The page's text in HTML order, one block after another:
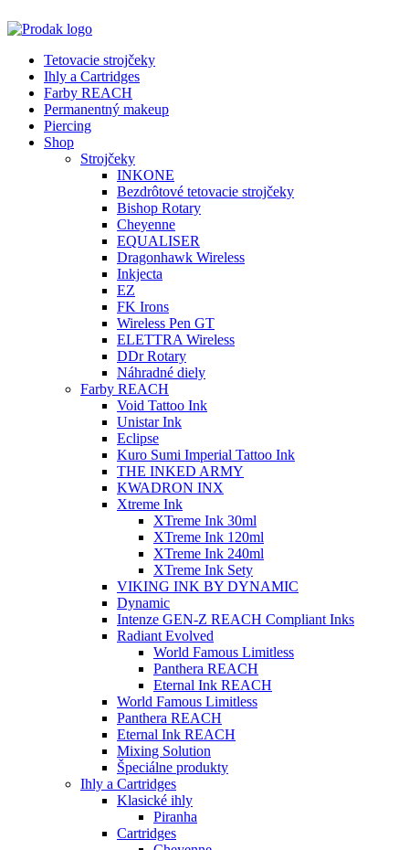
Tetovacie strojčeky
Ihly a Cartridges
Farby REACH
Permanentný makeup
Piercing
Shop
Strojčeky
INKONE
Bezdrôtové tetovacie strojčeky
Bishop Rotary
Cheyenne
EQUALISER
Dragonhawk Wireless
Inkjecta
EZ
FK Irons
Wireless Pen GT
ELETTRA Wireless
DDr Rotary
Náhradné diely
Farby REACH
Void Tattoo Ink
Unistar Ink
Eclipse
Kuro Sumi Imperial Tattoo Ink
THE INKED ARMY
KWADRON INX
Xtreme Ink
XTreme Ink 30ml
XTreme Ink 120ml
XTreme Ink 240ml
XTreme Ink Sety
VIKING INK BY DYNAMIC
Dynamic
Intenze GEN-Z REACH Compliant Inks
Radiant Evolved
World Famous Limitless
Panthera REACH
Eternal Ink REACH
World Famous Limitless
Panthera REACH
Eternal Ink REACH
Mixing Solution
Špeciálne produkty
Ihly a Cartridges
Klasické ihly
Piranha
Cartridges